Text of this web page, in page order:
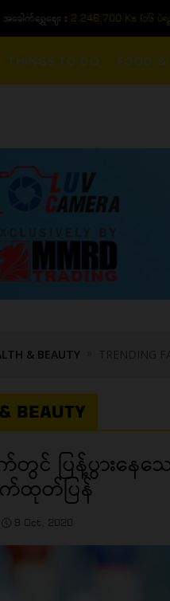
ပဲရည်ရွှေဈေး :3,770,000 - ပြင်ပပေါက်စ
THINGS TO DO FOOD &
& BEAUTY TRENDING
BEAUTY
င် ပြန့်ပွားနေသ
က်ထုတ်ပြန်
9 Oct, 2020